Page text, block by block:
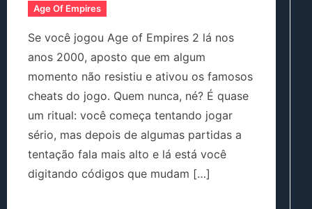
Age Of Empires
Se você jogou Age of Empires 2 lá nos
anos 2000, aposto que em algum
momento não resistiu e ativou os famosos
cheats do jogo. Quem nunca, né? É quase
um ritual: você começa tentando jogar
sério, mas depois de algumas partidas a
tentação fala mais alto e lá está você
digitando códigos que mudam […]